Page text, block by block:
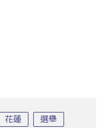
花蓮 選舉